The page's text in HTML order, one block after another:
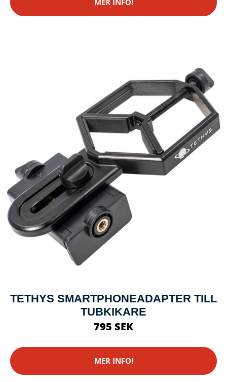
MER INFO!
TETHYS SMARTPHONEADAPTER TILL
TUBKIKARE
795 SEK
MER INFO!